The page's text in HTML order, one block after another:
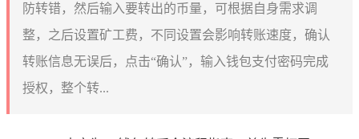
防转错，然后输入要转出的币量，可根据自身需求调
整，之后设置矿工费，不同设置会影响转账速度，确认
转账信息无误后，点击“确认”，输入钱包支付密码完成
授权，整个转...